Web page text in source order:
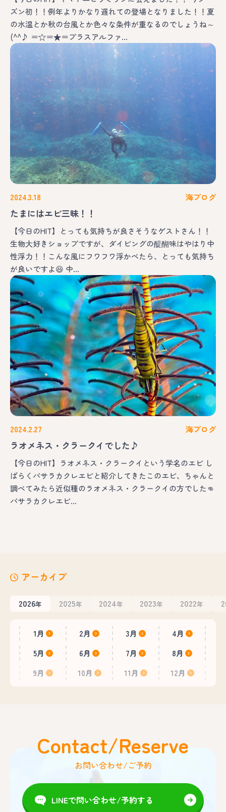
ズン初！！例年よりかなり遅れての登場となりました！！夏
の水温とか秋の台風とか色々な条件が重なるのでしょうね～
(^^♪ ＝☆＝★＝プラスアルファ…
2024.3.18 海ブログ
たまにはエビ三昧！！
【今日のHIT】とっても気持ちが良さそうなゲストさん！！
生物大好きショップですが、ダイビングの醍醐味はやはり中
性浮力！！こんな風にフワフワ浮かべたら、とっても気持ち
が良いですよ😆 中…
2024.2.27 海ブログ
ラオメネス・クラークイでした♪
【今日のHIT】ラオメネス・クラークイという学名のエビ し
ばらくバサラカクレエビと紹介してきたこのエビ、ちゃんと
調べてみたら近似種のラオメネス・クラークイの方でした👊
バサラカクレエビ…
アーカイブ
2026年 2025年 2024年 2023年 2022年
1月 2月 3月
4月
5月
6月 7月
8月
9月
10月 11月 12月
Contact/Reserve
お問い合わせ/ご予約
LINEで問い合わせ/予約する